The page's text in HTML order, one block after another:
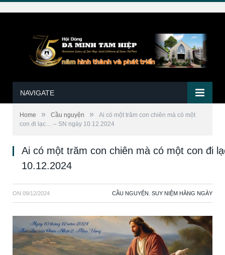
NAVIGATE
Home » Cầu nguyện »
Ai có một trăm con chiên mà có một
con đi lạc… – SN ngày 10.12.2024
Ai có một trăm con chiên mà có một con đi
10.12.2024
ON 09/12/2024 CẦU NGUYỆN SUY NIỆM HẰNG NGÀY